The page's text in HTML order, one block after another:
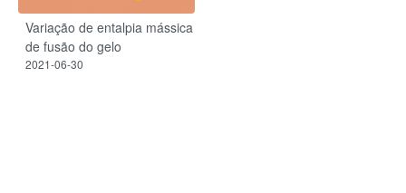
Variação de entalpia mássica
de fusão do gelo
2021-06-30